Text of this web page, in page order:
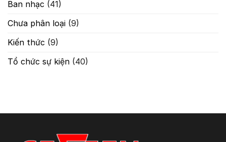
Ban nhạc (41)
Chưa phân loại (9)
Kiến thức (9)
Tổ chức sự kiện (40)